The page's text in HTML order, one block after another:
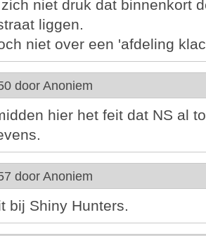
niet druk dat binnenkort
liggen.
niet over een 'afdeling
door Anoniem
hier het feit dat NS al
door Anoniem
bij Shiny Hunters.